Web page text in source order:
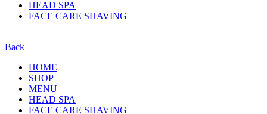
HEAD SPA
FACE CARE SHAVING
Back
HOME
SHOP
MENU
HEAD SPA
FACE CARE SHAVING